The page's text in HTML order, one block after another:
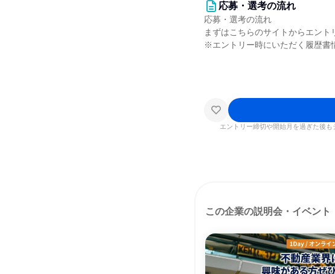
応募・選考の流れ
応募・選考の流れ
まずはこちらのサイトからエント
※エントリー時にいただく履歴書
エントリー締切や開始月を過ぎた後
この企業の説明会・イベント